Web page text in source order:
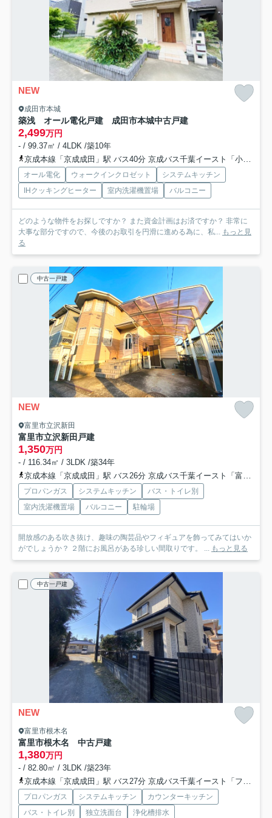
NEW
成田市本城
築浅 オール電化戸建 成田市本城中古戸建
2,499万円
- / 99.37㎡ / 4LDK /築10年
京成本線「京成成田」駅 バス40分 京成バス千葉イースト「小牧第一児童公園入口」 停歩4分
オール電化 ウォークインクロゼット
システムキッチン
IHクッキングヒーター
室内洗濯機置場 バルコニー
どのような物件をお探しですか？ また資金計画はお済ですか？ 非常に
大事な部分ですので、今後のお取引を円滑に進める為に、私...
もっと見
る
中古一戸建
NEW
富里市立沢新田
富里市立沢新田戸建
1,350万円
- / 116.34㎡ / 3LDK /築34年
京成本線「京成成田」駅 バス26分 京成バス千葉イースト「富里郵便局」 停歩5分
プロパンガス システムキッチン
バス・トイレ別
室内洗濯機置場
バルコニー 駐輪場
開放感のある吹き抜け、趣味の陶芸品やフィギュアを飾ってみてはいか
がでしょうか？ ２階にお風呂がある珍しい間取りです。 ...
もっと見る
中古一戸建
NEW
富里市根木名
富里市根木名 中古戸建
1,380万円
- / 82.80㎡ / 3LDK /築23年
京成本線「京成成田」駅 バス27分 京成バス千葉イースト「ファミリータウン南」 停歩8分車15分 7.3km
プロパンガス システムキッチン
カウンターキッチン
バス・トイレ別
独立洗面台 浄化槽排水